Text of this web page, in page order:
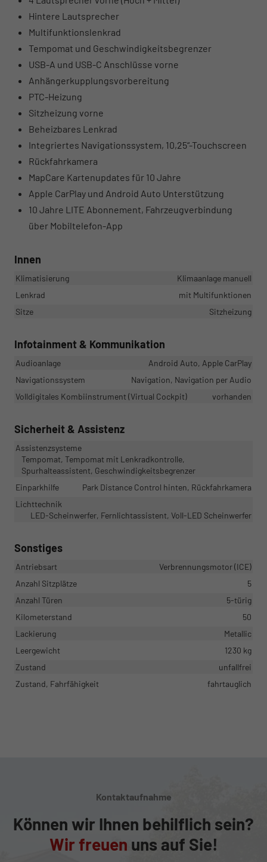
Hintere Lautsprecher
Multifunktionslenkrad
Tempomat und Geschwindigkeitsbegrenzer
USB-A und USB-C Anschlüsse vorne
Anhängerkupplungsvorbereitung
PTC-Heizung
Sitzheizung vorne
Beheizbares Lenkrad
Integriertes Navigationssystem, 10,25“-Touchscreen
Rückfahrkamera
MapCare Kartenupdates für 10 Jahre
Apple CarPlay und Android Auto Unterstützung
10 Jahre LITE Abonnement, Fahrzeugverbindung
über Mobiltelefon-App
Innen
Klimatisierung
Klimaanlage manuell
Lenkrad
mit Multifunktionen
Sitze
Sitzheizung
Infotainment & Kommunikation
Audioanlage
Android Auto, Apple CarPlay
Navigationssystem
Navigation, Navigation per Audio
Volldigitales Kombiinstrument (Virtual Cockpit)
vorhanden
Sicherheit & Assistenz
Assistenzsysteme
Tempomat, Tempomat mit Lenkradkontrolle,
Spurhalteassistent, Geschwindigkeitsbegrenzer
Einparkhilfe
Park Distance Control hinten, Rückfahrkamera
Lichttechnik
LED-Scheinwerfer, Fernlichtassistent, Voll-LED Scheinwerfer
Sonstiges
Antriebsart
Verbrennungsmotor (ICE)
Anzahl Sitzplätze
5
Anzahl Türen
5-türig
Kilometerstand
50
Lackierung
Metallic
Leergewicht
1230 kg
Zustand
unfallfrei
Zustand, Fahrfähigkeit
fahrtauglich
Kontaktaufnahme
Können wir Ihnen behilflich sein?
Wir freuen uns auf Sie!